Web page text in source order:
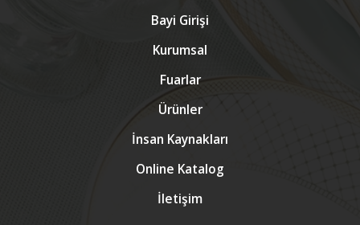
Bayi Girişi
Kurumsal
Fuarlar
Ürünler
İnsan Kaynakları
Online Katalog
İletişim